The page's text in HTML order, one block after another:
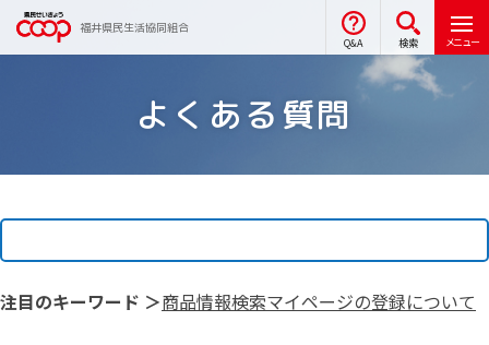
福井県民生活協同組合
Q&A 検索 メニュー
よくある質問
注目のキーワード ＞商品情報検索マイページの登録について